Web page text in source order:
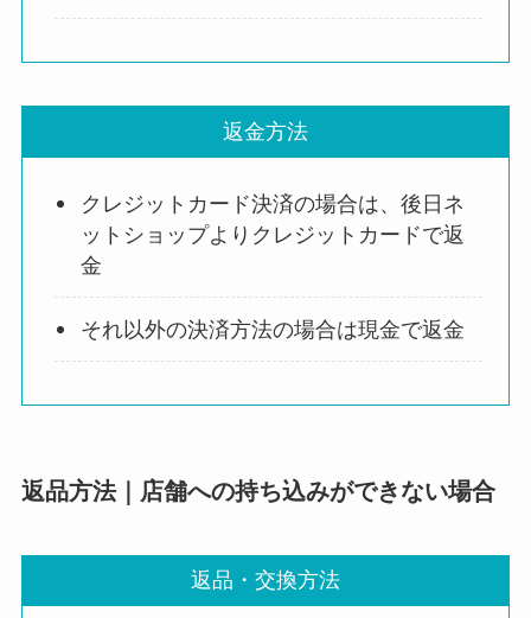
返金方法
クレジットカード決済の場合は、後日ネ
ットショップよりクレジットカードで返
金
それ以外の決済方法の場合は現金で返金
返品方法｜店舗への持ち込みができない場合
返品・交換方法